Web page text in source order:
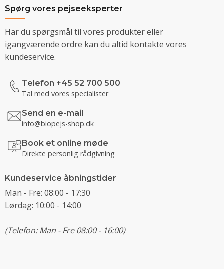
Spørg vores pejseeksperter
Har du spørgsmål til vores produkter eller
igangværende ordre kan du altid kontakte vores
kundeservice.
Telefon +45 52 700 500
Tal med vores specialister
Send en e-mail
info@biopejs-shop.dk
Book et online møde
Direkte personlig rådgivning
Kundeservice åbningstider
Man - Fre: 08:00 - 17:30
Lørdag: 10:00 - 14:00
(Telefon: Man - Fre 08:00 - 16:00)